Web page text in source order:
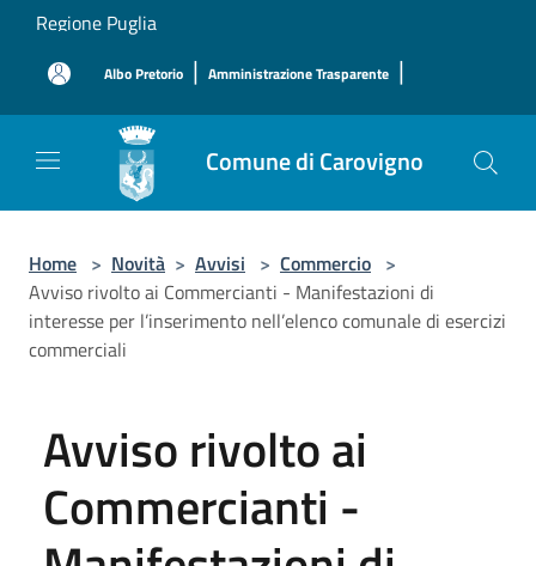
Salta al contenuto principale
Regione Puglia
Albo Pretorio | Amministrazione Trasparente |
Comune di Carovigno
Home > Novità > Avvisi > Commercio >
Avviso rivolto ai Commercianti - Manifestazioni di
interesse per l’inserimento nell’elenco comunale di esercizi
commerciali
Avviso rivolto ai
Commercianti -